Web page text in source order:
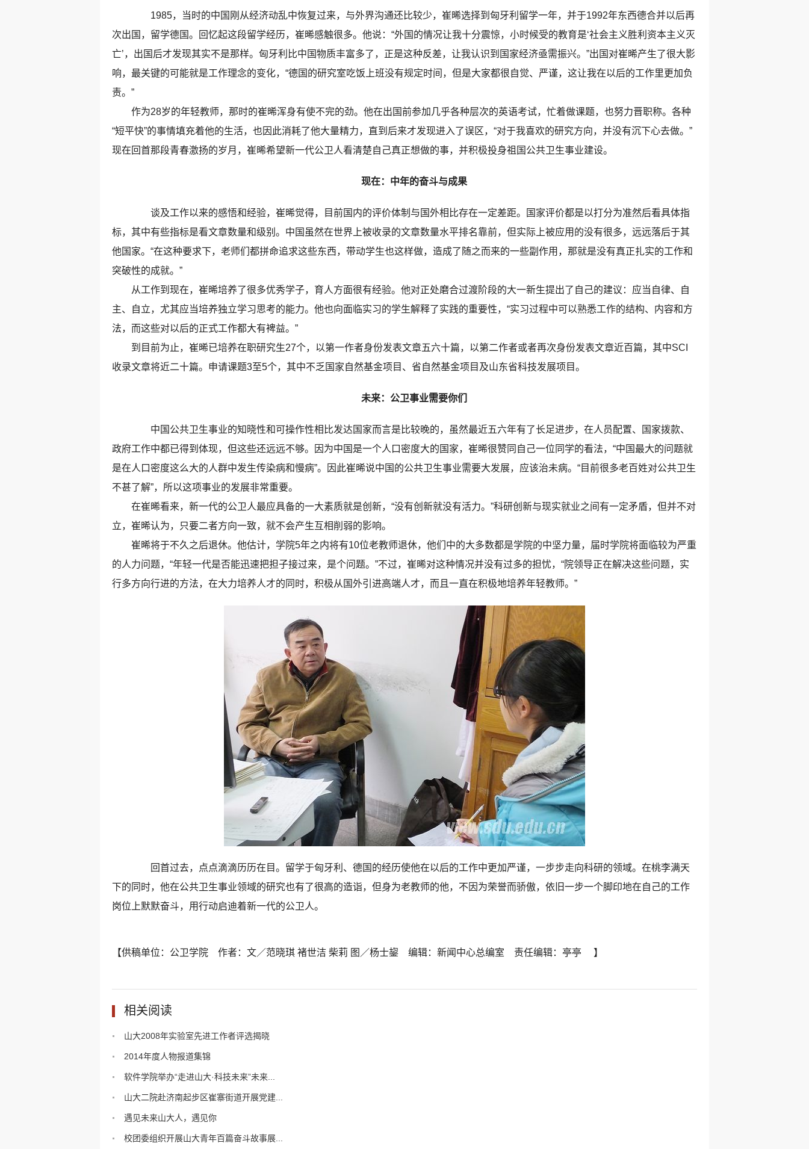
1985，当时的中国刚从经济动乱中恢复过来，与外界沟通还比较少，崔晞选择到匈牙利留学一年，并于1992年东西德合并以后再
次出国，留学德国。回忆起这段留学经历，崔晞感触很多。他说：“外国的情况让我十分震惊，小时候受的教育是‘社会主义胜利资本主义灭
亡’，出国后才发现其实不是那样。匈牙利比中国物质丰富多了，正是这种反差，让我认识到国家经济亟需振兴。”出国对崔晞产生了很大影
响，最关键的可能就是工作理念的变化，“德国的研究室吃饭上班没有规定时间，但是大家都很自觉、严谨，这让我在以后的工作里更加负
责。”
作为28岁的年轻教师，那时的崔晞浑身有使不完的劲。他在出国前参加几乎各种层次的英语考试，忙着做课题，也努力晋职称。各种
“短平快”的事情填充着他的生活，也因此消耗了他大量精力，直到后来才发现进入了误区，“对于我喜欢的研究方向，并没有沉下心去做。”
现在回首那段青春激扬的岁月，崔晞希望新一代公卫人看清楚自己真正想做的事，并积极投身祖国公共卫生事业建设。
现在：中年的奋斗与成果
谈及工作以来的感悟和经验，崔晞觉得，目前国内的评价体制与国外相比存在一定差距。国家评价都是以打分为准然后看具体指
标，其中有些指标是看文章数量和级别。中国虽然在世界上被收录的文章数量水平排名靠前，但实际上被应用的没有很多，远远落后于其
他国家。“在这种要求下，老师们都拼命追求这些东西，带动学生也这样做，造成了随之而来的一些副作用，那就是没有真正扎实的工作和
突破性的成就。”
从工作到现在，崔晞培养了很多优秀学子，育人方面很有经验。他对正处磨合过渡阶段的大一新生提出了自己的建议：应当自律、自
主、自立，尤其应当培养独立学习思考的能力。他也向面临实习的学生解释了实践的重要性，“实习过程中可以熟悉工作的结构、内容和方
法，而这些对以后的正式工作都大有裨益。”
到目前为止，崔晞已培养在职研究生27个，以第一作者身份发表文章五六十篇，以第二作者或者再次身份发表文章近百篇，其中SCI
收录文章将近二十篇。申请课题3至5个，其中不乏国家自然基金项目、省自然基金项目及山东省科技发展项目。
未来：公卫事业需要你们
中国公共卫生事业的知晓性和可操作性相比发达国家而言是比较晚的，虽然最近五六年有了长足进步，在人员配置、国家拨款、
政府工作中都已得到体现，但这些还远远不够。因为中国是一个人口密度大的国家，崔晞很赞同自己一位同学的看法，“中国最大的问题就
是在人口密度这么大的人群中发生传染病和慢病”。因此崔晞说中国的公共卫生事业需要大发展，应该治未病。“目前很多老百姓对公共卫生
不甚了解”，所以这项事业的发展非常重要。
在崔晞看来，新一代的公卫人最应具备的一大素质就是创新，“没有创新就没有活力。”科研创新与现实就业之间有一定矛盾，但并不对
立，崔晞认为，只要二者方向一致，就不会产生互相削弱的影响。
崔晞将于不久之后退休。他估计，学院5年之内将有10位老教师退休，他们中的大多数都是学院的中坚力量，届时学院将面临较为严重
的人力问题，“年轻一代是否能迅速把担子接过来，是个问题。”不过，崔晞对这种情况并没有过多的担忧，“院领导正在解决这些问题，实
行多方向行进的方法，在大力培养人才的同时，积极从国外引进高端人才，而且一直在积极地培养年轻教师。”
回首过去，点点滴滴历历在目。留学于匈牙利、德国的经历使他在以后的工作中更加严谨，一步步走向科研的领域。在桃李满天
下的同时，他在公共卫生事业领域的研究也有了很高的造诣，但身为老教师的他，不因为荣誉而骄傲，依旧一步一个脚印地在自己的工作
岗位上默默奋斗，用行动启迪着新一代的公卫人。
【供稿单位：公卫学院 作者：文／范晓琪 褚世洁 柴莉 图／杨士鋆 编辑：新闻中心总编室 责任编辑：亭亭 】
相关阅读
山大2008年实验室先进工作者评选揭晓
2014年度人物报道集锦
软件学院举办“走进山大·科技未来”未来...
山大二院赴济南起步区崔寨街道开展党建...
遇见未来山大人，遇见你
校团委组织开展山大青年百篇奋斗故事展...